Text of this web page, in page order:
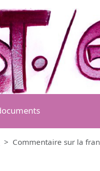
Commentaire sur la